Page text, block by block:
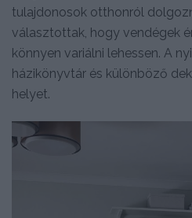
tulajdonosok otthonról
választottak, hogy vendégek
könnyen variálni lehessen. A
házikönyvtár és különböző
helyet.